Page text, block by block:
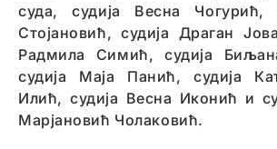
суда, судија Весна Чогурић,
Стојановић, судија Драган
Радмила Симић, судија
судија Маја Панић, судија
Илић, судија Весна Иконић и
Марјановић Чолаковић.